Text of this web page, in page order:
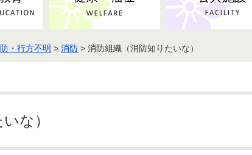
税
住宅 水道
子育てにかかる
小中一貫教育・
地域福祉
保険・年金・医療助成 生
防災・消防
監査
施設見学会 非核
各種広告・協賛のご案内
税金 建築
・行方不明 >消防 > 消防組織（消防知りたいな）
な）